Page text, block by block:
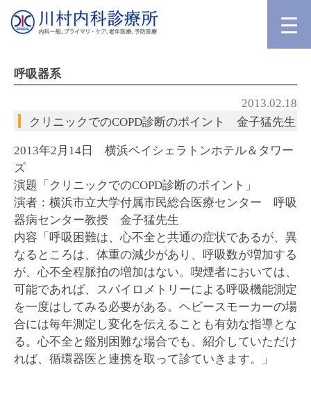
呼吸器系
2013.02.18
クリニックでのCOPD診断のポイント 金子猛先生
2013年2月14日 横浜ベイシェラトンホテル＆タワー
ズ
演題「クリニックでのCOPD診断のポイント」
演者：横浜市立大学付属市民総合医療センター 呼吸
器病センター教授 金子猛先生
内容「呼吸困難は、心不全と共通の症状であるが、異
なるところは、体重の減少があり、呼吸数が増加する
が、心不全程脈拍の増加はない。喫煙者においては、
可能であれば、スパイロメトリーによる呼吸機能測定
を一度はしてみる必要がある。ヘビースモーカーの場
合には毎年測定し変化を伝えることも有効な指導とな
る。心不全と鑑別困難な場合でも、紹介していただけ
れば、循環器医と連携を取って診ていきます。」